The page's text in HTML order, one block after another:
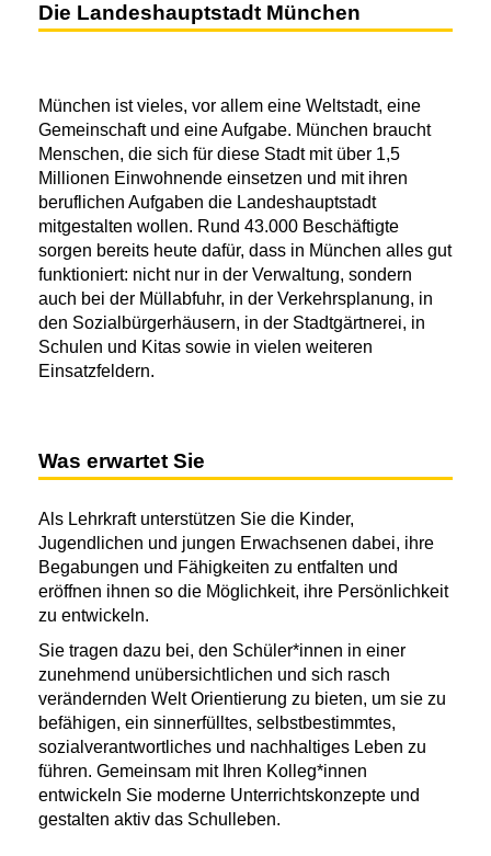
Die Landeshauptstadt München
München ist vieles, vor allem eine Weltstadt, eine
Gemeinschaft und eine Aufgabe. München braucht
Menschen, die sich für diese Stadt mit über 1,5
Millionen Einwohnende einsetzen und mit ihren
beruflichen Aufgaben die Landeshauptstadt
mitgestalten wollen. Rund 43.000 Beschäftigte
sorgen bereits heute dafür, dass in München alles gut
funktioniert: nicht nur in der Verwaltung, sondern
auch bei der Müllabfuhr, in der Verkehrsplanung, in
den Sozialbürgerhäusern, in der Stadtgärtnerei, in
Schulen und Kitas sowie in vielen weiteren
Einsatzfeldern.
Was erwartet Sie
Als Lehrkraft unterstützen Sie die Kinder,
Jugendlichen und jungen Erwachsenen dabei, ihre
Begabungen und Fähigkeiten zu entfalten und
eröffnen ihnen so die Möglichkeit, ihre Persönlichkeit
zu entwickeln.
Sie tragen dazu bei, den Schüler*innen in einer
zunehmend unübersichtlichen und sich rasch
verändernden Welt Orientierung zu bieten, um sie zu
befähigen, ein sinnerfülltes, selbstbestimmtes,
sozialverantwortliches und nachhaltiges Leben zu
führen. Gemeinsam mit Ihren Kolleg*innen
entwickeln Sie moderne Unterrichtskonzepte und
gestalten aktiv das Schulleben.